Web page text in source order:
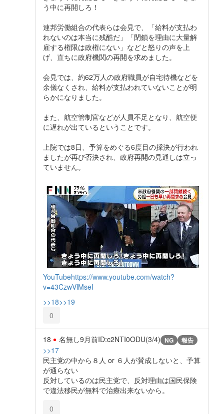
う中に再開しろ！
連邦労働組合の代表らは会見で、「給料が支払わ
れないのは本当に残酷だ」「閉鎖を理由に大量解
雇する権限は政権にない」などと怒りの声を上
げ、直ちに政府機関の再開を求めました。
会見では、約62万人の政府職員が自宅待機などを
余儀なくされ、給料が支払われていないことが明
らかになりました。
また、航空管制官などが人員不足となり、航空便
に遅れが出ているということです。
上院では8日、予算をめぐる6度目の採決が行われ
ましたが再び否決され、政府再開の見通しは立っ
ていません。
YouTubehttps://www.youtube.com/watch?
v=43CzwVlMseI
>>18>>19
0
18 名無し9月前ID:c2NTI0ODU(3/4) NG 報告
>>17
民主党の中から８人 or ６人が賛成しないと、予算
が通らない
反対しているのは民主党で、反対理由は国民保険
で違法移民が無料で治療出来ないから。
0